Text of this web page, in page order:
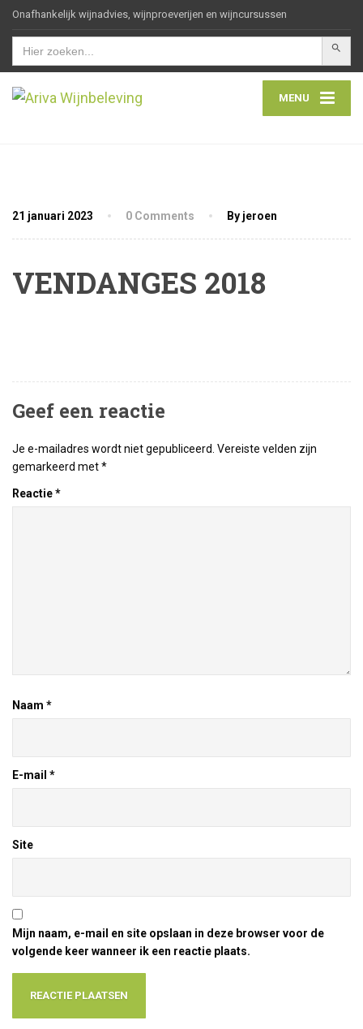
Onafhankelijk wijnadvies, wijnproeverijen en wijncursussen
Zoek
naar:
MENU
21 januari 2023 0 Comments By jeroen
VENDANGES 2018
Geef een reactie
Je e-mailadres wordt niet gepubliceerd. Vereiste velden zijn
gemarkeerd met*
Reactie*
Naam *
E-mail *
Site
Mijn naam, e-mail en site opslaan in deze browser voor de
volgende keer wanneer ik een reactie plaats.